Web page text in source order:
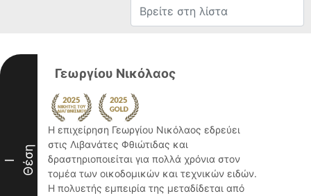
I Θέση
Γεωργίου Νικόλαος
Η επιχείρηση Γεωργίου Νικόλαος εδρεύει
στις Λιβανάτες Φθιώτιδας και
δραστηριοποιείται για πολλά χρόνια στον
τομέα των οικοδομικών και τεχνικών ειδών.
Η πολυετής εμπειρία της μεταδίδεται από